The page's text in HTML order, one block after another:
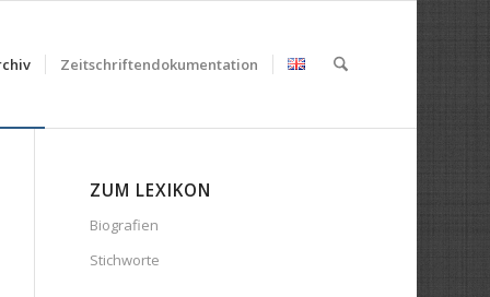
Zeitschriftendokumentation
ZUM LEXIKON
Biografien
Stichworte